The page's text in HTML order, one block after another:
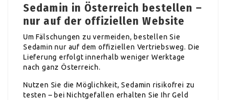
Sedamin in Österreich bestellen –
nur auf der offiziellen Website
Um Fälschungen zu vermeiden, bestellen Sie
Sedamin nur auf dem offiziellen Vertriebsweg. Die
Lieferung erfolgt innerhalb weniger Werktage
nach ganz Österreich.
Nutzen Sie die Möglichkeit, Sedamin risikofrei zu
testen – bei Nichtgefallen erhalten Sie Ihr Geld